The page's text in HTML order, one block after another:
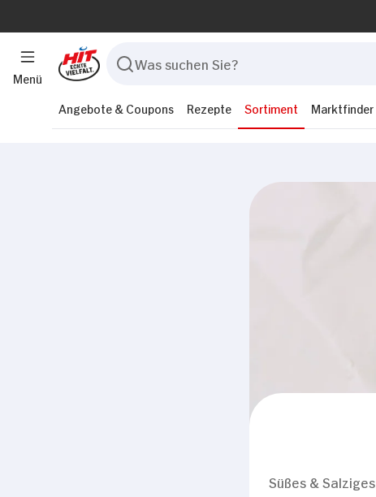
Menü
Angebote & Coupons Rezepte Sortiment Marktfinder
Süßes & Salziges